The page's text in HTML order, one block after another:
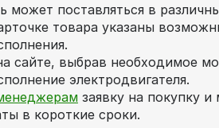
может поставляться в
товара указаны
сайте, выбрав необходимое
электродвигателя.
заявку на покупку
в короткие сроки.